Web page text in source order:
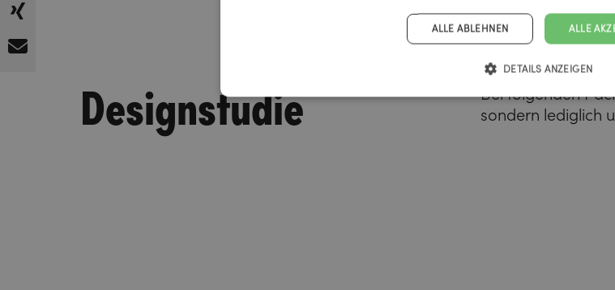
Designstudie
Bei folgenden
sondern lediglich
ALLE
ALLE ABLEHNEN
DETAILS ANZEIGEN